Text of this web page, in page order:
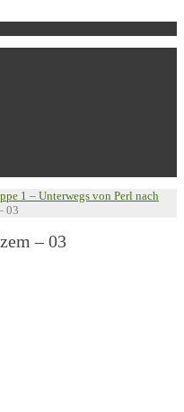
1 – Unterwegs von Perl nach
03
– 03